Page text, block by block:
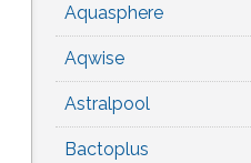
Aquasphere
Aqwise
Astralpool
Bactoplus